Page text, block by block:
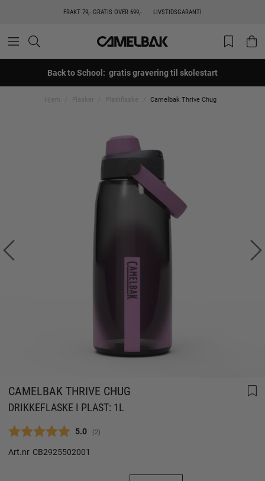
FRAKT 79,- GRATIS OVER 699,- LIVSTIDSGARANTI
Back to School: gratis gravering til skolestart
Hjem Flasker Plastflaske Camelbak Thrive Chug
CAMELBAK THRIVE CHUG
DRIKKEFLASKE I PLAST: 1L
Gjennomsnittskarakter:
5.0 (stemmer:
2)
Art.nr CB2925502001